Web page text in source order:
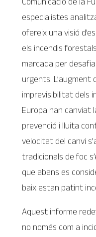
especialistes
ofereix una visió
els incendis
marcada per
urgents.
imprevisibilitat dels
Europa han canviat
prevenció i lluita
velocitat del canvi
tradicionals de foc
que abans es
baix estan patint
Aquest informe
no només com a